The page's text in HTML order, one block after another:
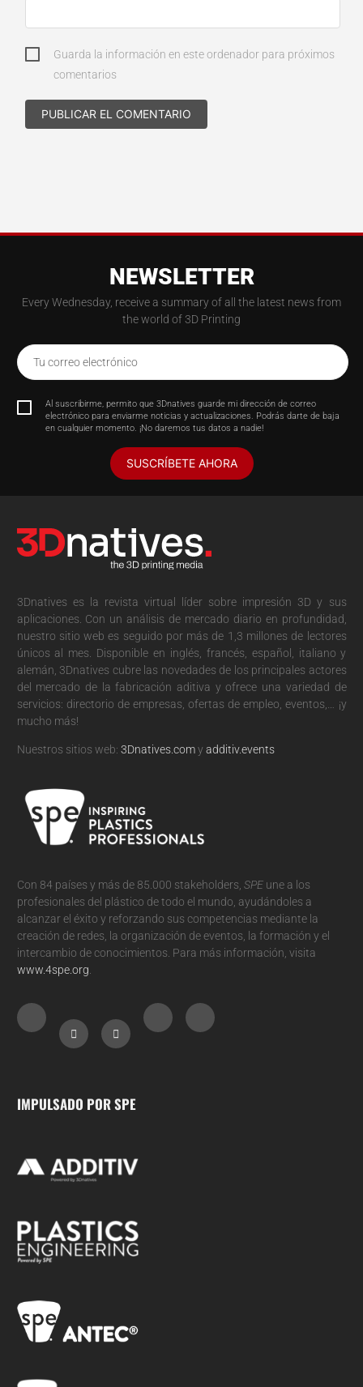
Guarda la información en este ordenador para próximos
comentarios
NEWSLETTER
Every Wednesday, receive a summary of all the latest news from
the world of 3D Printing
Tu correo electrónico
Al suscribirme, permito que 3Dnatives guarde mi dirección de correo
electrónico para enviarme noticias y actualizaciones. Podrás darte de baja
en cualquier momento. ¡No daremos tus datos a nadie!
SUSCRÍBETE AHORA
3Dnatives es la revista virtual líder sobre impresión 3D y sus
aplicaciones. Con un análisis de mercado diario en profundidad,
nuestro sitio web es seguido por más de 1,3 millones de lectores
únicos al mes. Disponible en inglés, francés, español, italiano y
alemán, 3Dnatives cubre las novedades de los principales actores
del mercado de la fabricación aditiva y ofrece una variedad de
servicios: directorio de empresas, ofertas de empleo, eventos,… ¡y
mucho más!
Nuestros sitios web: 3Dnatives.comy additiv.events
Con 84 países y más de 85.000 stakeholders, SPEune a los
profesionales del plástico de todo el mundo, ayudándoles a
alcanzar el éxito y reforzando sus competencias mediante la
creación de redes, la organización de eventos, la formación y el
intercambio de conocimientos. Para más información, visita
www.4spe.org.
IMPULSADO POR SPE